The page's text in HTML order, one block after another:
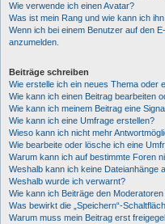
Wie verwende ich einen Avatar?
Was ist mein Rang und wie kann ich
Wenn ich bei einem Benutzer auf den
anzumelden.
Beiträge schreiben
Wie erstelle ich ein neues Thema oder
Wie kann ich einen Beitrag bearbeiten
Wie kann ich meinem Beitrag eine
Wie kann ich eine Umfrage erstellen?
Wieso kann ich nicht mehr
Wie bearbeite oder lösche ich eine
Warum kann ich auf bestimmte Foren
Weshalb kann ich keine Dateianhänge
Weshalb wurde ich verwarnt?
Wie kann ich Beiträge den
Was bewirkt die „Speichern“-
Warum muss mein Beitrag erst